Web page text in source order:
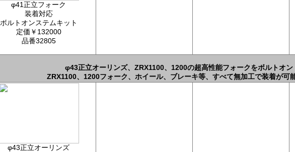
φ41正立フォーク
装着対応
ボルトオンステムキット
定価￥132000
品番32805
φ43正立オーリンズ、ZRX1100、1200の超高性能フォークをボルトオン
ZRX1100、1200フォーク、ホイール、ブレーキ等、すべて無加工で装着が可
φ43正立オーリンズ